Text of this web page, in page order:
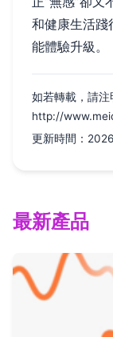
和健康生活踐
能體驗升級。
如若轉載，請注
http://
更新時間：
最新產品